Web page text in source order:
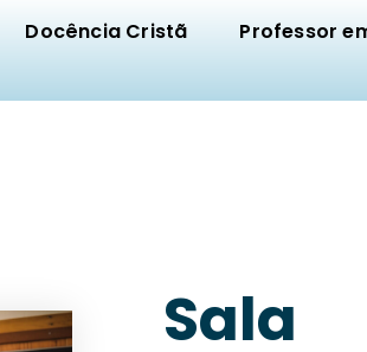
Docência Cristã
Professor
Sala